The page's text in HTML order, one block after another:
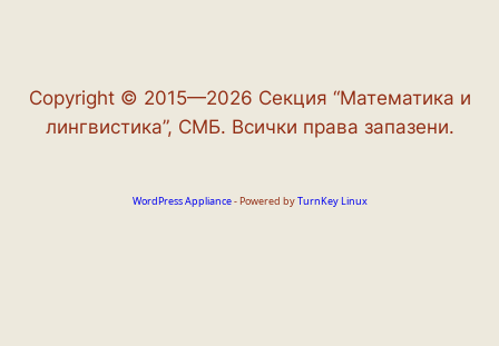
Copyright © 2015—2026 Секция “Математика и
лингвистика”, СМБ. Всички права запазени.
WordPress Appliance- Powered byTurnKey Linux